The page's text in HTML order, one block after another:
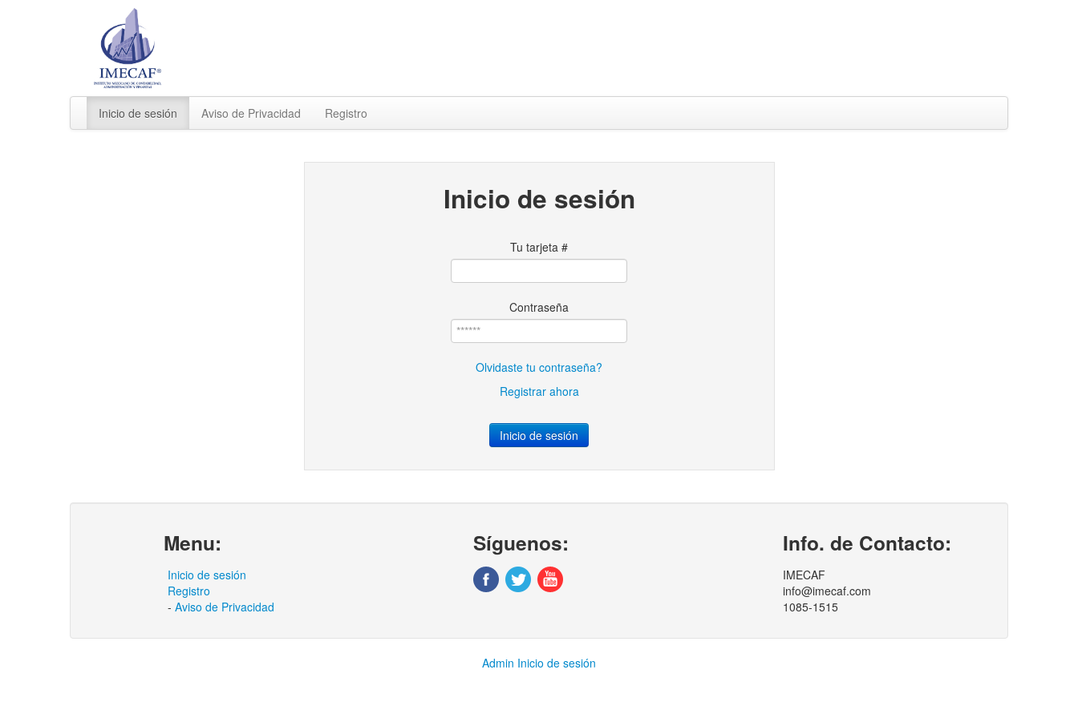
Inicio de sesión Aviso de Privacidad Registro
Inicio de sesión
Tu tarjeta #
Contraseña
Olvidaste tu contraseña?
Registrar ahora
Menu:
Inicio de sesión
Registro
- Aviso de Privacidad
Síguenos: Info. de Contacto:
IMECAF
info@imecaf.com
1085-1515
Admin Inicio de sesión